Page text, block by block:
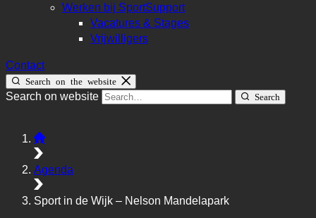
Werken bij SportSupport
Vacatures & Stages
Vrijwilligers
Contact
Search on the website
Search on website Search
Agenda
Sport in de Wijk – Nelson Mandelapark